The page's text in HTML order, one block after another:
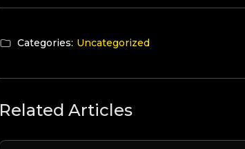
Categories: Uncategorized
Related Articles